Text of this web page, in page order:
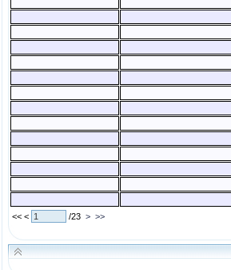
<< < /23 > >>